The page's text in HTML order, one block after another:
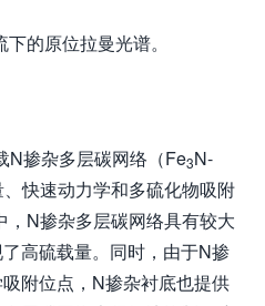
下的原位拉曼光谱。
N掺杂多层碳网络（Fe3N-
快速动力学和多硫化物吸附
N掺杂多层碳网络具有较大
高硫载量。同时，由于N掺
附位点，N掺杂衬底也提供